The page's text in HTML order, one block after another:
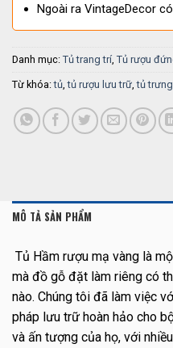
Ngoài ra VintageDecor
Danh mục: Tủ trang trí Tủ rượu
Từ khóa:tủ ,tủ rượu lưu trữ ,tủ
MÔ TẢ SẢN PHẨM
Tủ Hầm rượu mạ vàng là
mà đồ gỗ đặt làm riêng có
nào. Chúng tôi đã làm việc
pháp lưu trữ hoàn hảo cho
và ấn tượng của họ, với